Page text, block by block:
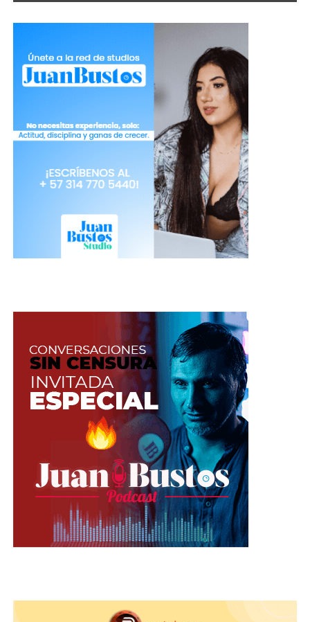
–>Usa un jabón diferente para tu cuerpo y rostro.
No todas las zonas del cuerpo tienen la misma
textura y el rostro en particular debe tener su
propia rutina de limpieza.
–>Lávate la zona íntima con agua, evita los
jabones o productos con olores y esencias. Esto
altera tu PH y puede llegar a generarte olores más
fuertes o diferentes al que naturalmente esta zona
–>Usa ropa interior que esté hecha a base de
algodón, es la más conveniente para evitar
infecciones, alergias o algún tipo de secreción.